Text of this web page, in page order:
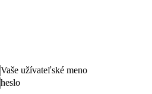
Vaše užívateľské meno
heslo